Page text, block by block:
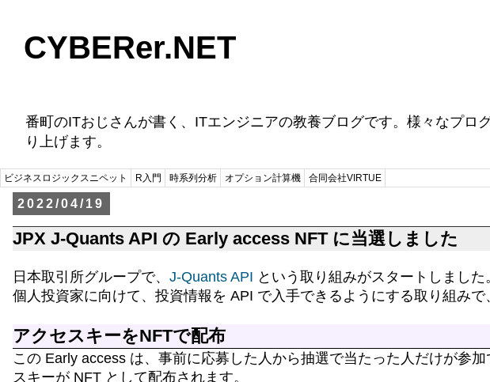
CYBERer.NET
番町のITおじさんが書く、ITエンジニアの教養ブログです。様々なプ
り上げます。
ビジネスロジックスニペット R入門 時系列分析 オプション計算機 合同会社VIRTUE
2022/04/19
JPX J-Quants API の Early access NFT に当選しました
日本取引所グループで、 J-Quants API という取り組みがスタートしました
個人投資家に向けて、投資情報を API で入手できるようにする取り組みで
アクセスキーをNFTで配布
この Early access は、事前に応募した人から抽選で当たった人だけが参
スキーが NFT として配布されます。